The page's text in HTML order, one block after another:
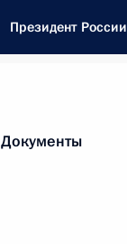
Президент России
Все поручения
Документы